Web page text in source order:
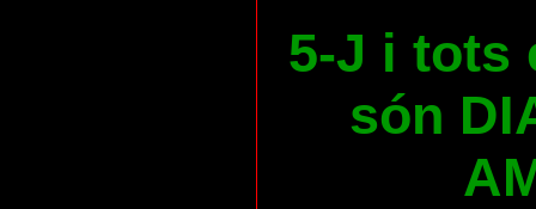
5-J i tots
són